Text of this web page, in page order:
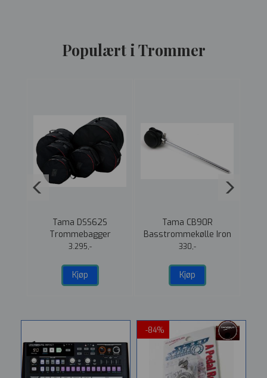
Populært i Trommer
Tama DSS62S
Trommebagger
22"+10"+12"+14"+16"+14"
3.295,-
Kjøp
Tama CB90R
Basstrommekølle Iron
Cobra Gummihode
330,-
Kjøp
-84%